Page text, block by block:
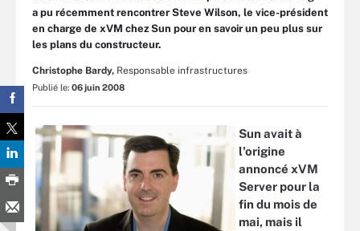
a pu récemment rencontrer Steve Wilson, le vice-président
en charge de xVM chez Sun pour en savoir un peu plus sur
les plans du constructeur.
Christophe Bardy, Responsable infrastructures
Publié le: 06 juin 2008
Sun avait à
l'origine
annoncé xVM
Server pour la
fin du mois de
mai, mais il